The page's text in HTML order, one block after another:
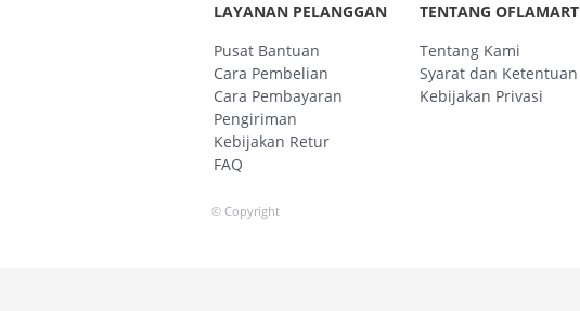
LAYANAN PELANGGAN
Pusat Bantuan
Cara Pembelian
Cara Pembayaran
Pengiriman
Kebijakan Retur
FAQ
TENTANG OFLAMART
Tentang Kami
Syarat dan Ketentuan
Kebijakan Privasi
© Copyright